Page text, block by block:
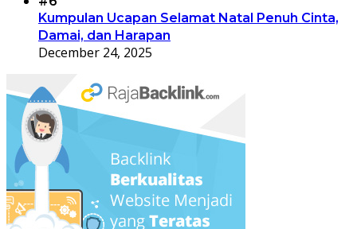
Kumpulan Ucapan Selamat Natal Penuh Cinta,
Damai, dan Harapan
December 24, 2025